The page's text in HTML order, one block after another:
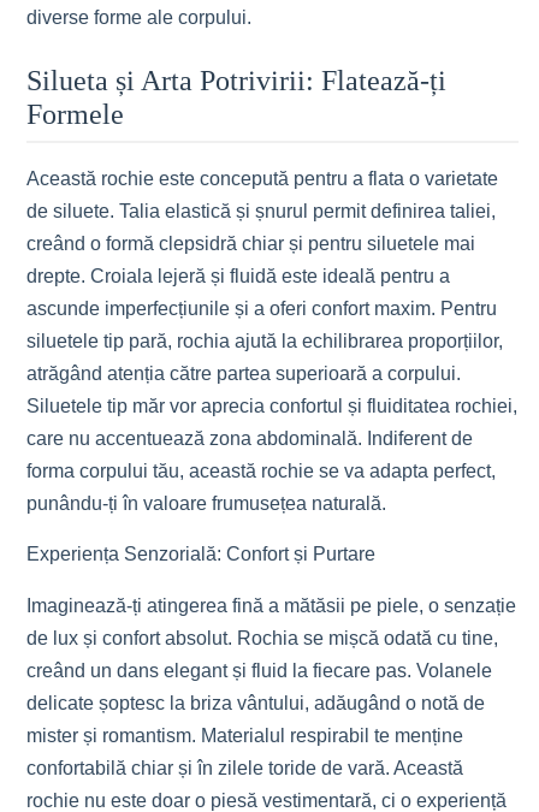
diverse forme ale corpului.
Silueta și Arta Potrivirii: Flatează-ți
Formele
Această rochie este concepută pentru a flata o varietate
de siluete. Talia elastică și șnurul permit definirea taliei,
creând o formă clepsidră chiar și pentru siluetele mai
drepte. Croiala lejeră și fluidă este ideală pentru a
ascunde imperfecțiunile și a oferi confort maxim. Pentru
siluetele tip pară, rochia ajută la echilibrarea proporțiilor,
atrăgând atenția către partea superioară a corpului.
Siluetele tip măr vor aprecia confortul și fluiditatea rochiei,
care nu accentuează zona abdominală. Indiferent de
forma corpului tău, această rochie se va adapta perfect,
punându-ți în valoare frumusețea naturală.
Experiența Senzorială: Confort și Purtare
Imaginează-ți atingerea fină a mătăsii pe piele, o senzație
de lux și confort absolut. Rochia se mișcă odată cu tine,
creând un dans elegant și fluid la fiecare pas. Volanele
delicate șoptesc la briza vântului, adăugând o notă de
mister și romantism. Materialul respirabil te menține
confortabilă chiar și în zilele toride de vară. Această
rochie nu este doar o piesă vestimentară, ci o experiență